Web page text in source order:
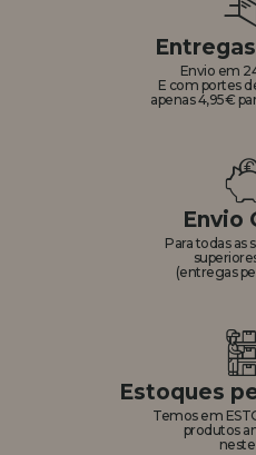
Envio em
E com portes
apenas 4,95€
Envio
Para todas as
(entregas
Estoques
Temos em
produtos